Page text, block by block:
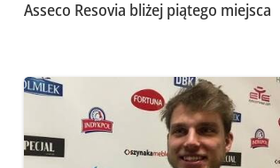
Asseco Resovia bliżej piątego miejsca